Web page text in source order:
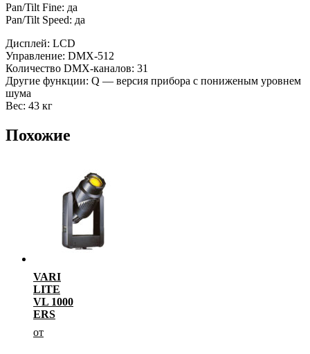
Pan/Tilt Fine: да
Pan/Tilt Speed: да
Дисплей: LCD
Управление: DMX-512
Количество DMX-каналов: 31
Другие функции: Q — версия прибора с пониженым уровнем
шума
Вес: 43 кг
Похожие
VARI
LITE
VL 1000
ERS
от